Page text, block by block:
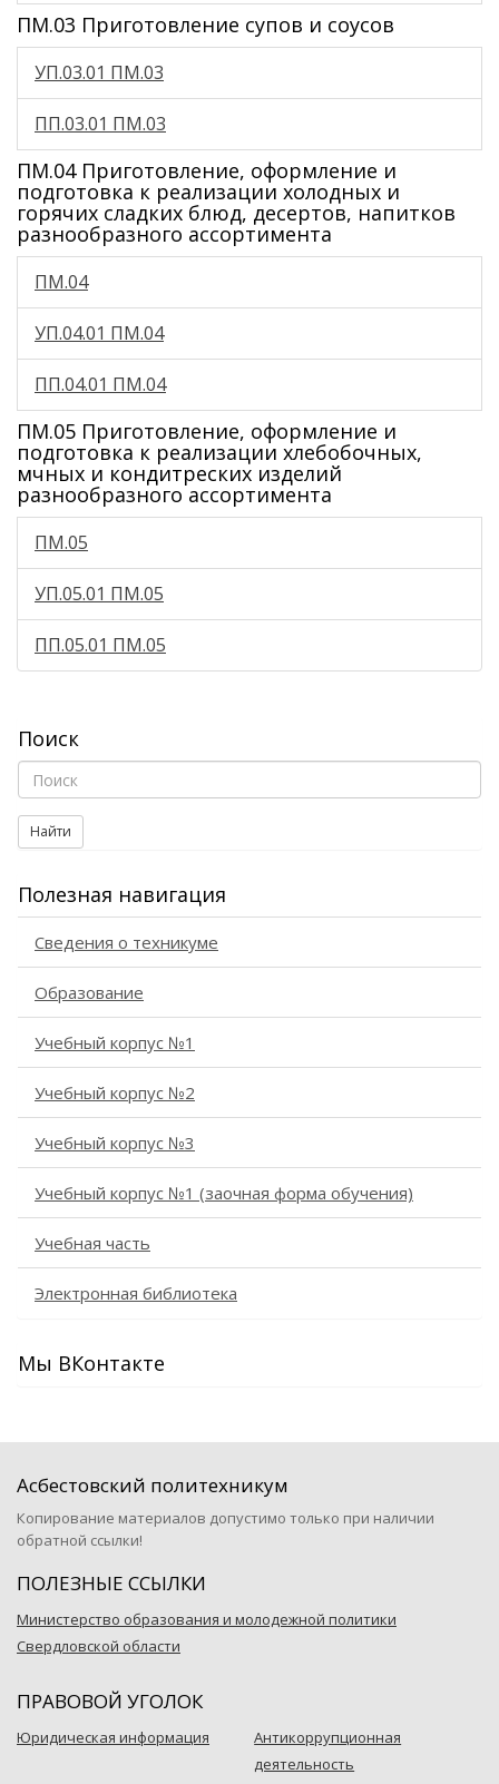
ПМ.03 Приготовление супов и соусов
УП.03.01 ПМ.03
ПП.03.01 ПМ.03
ПМ.04 Приготовление, оформление и
подготовка к реализации холодных и
горячих сладких блюд, десертов, напитков
разнообразного ассортимента
ПМ.04
УП.04.01 ПМ.04
ПП.04.01 ПМ.04
ПМ.05 Приготовление, оформление и
подготовка к реализации хлебобочных,
мчных и кондитреских изделий
разнообразного ассортимента
ПМ.05
УП.05.01 ПМ.05
ПП.05.01 ПМ.05
Поиск
Найти
Полезная навигация
Сведения о техникуме
Образование
Учебный корпус №1
Учебный корпус №2
Учебный корпус №3
Учебный корпус №1 (заочная форма обучения)
Учебная часть
Электронная библиотека
Мы ВКонтакте
Асбестовский политехникум
Копирование материалов допустимо только при наличии
обратной ссылки!
ПОЛЕЗНЫЕ ССЫЛКИ
Министерство образования и молодежной политики
Свердловской области
ПРАВОВОЙ УГОЛОК
Юридическая информация
Антикоррупционная
деятельность